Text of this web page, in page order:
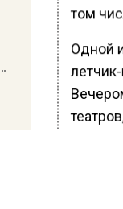
том
Одной